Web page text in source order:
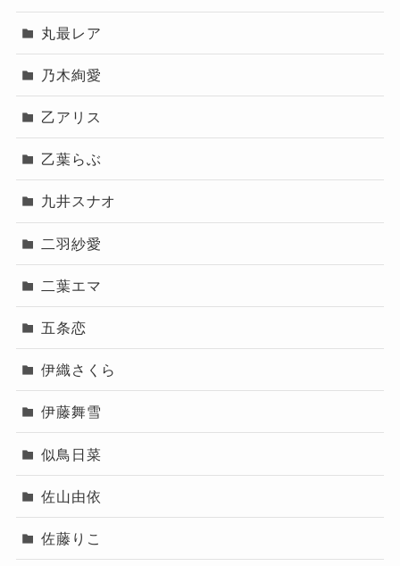
丸最レア
乃木絢愛
乙アリス
乙葉らぶ
九井スナオ
二羽紗愛
二葉エマ
五条恋
伊織さくら
伊藤舞雪
似鳥日菜
佐山由依
佐藤りこ